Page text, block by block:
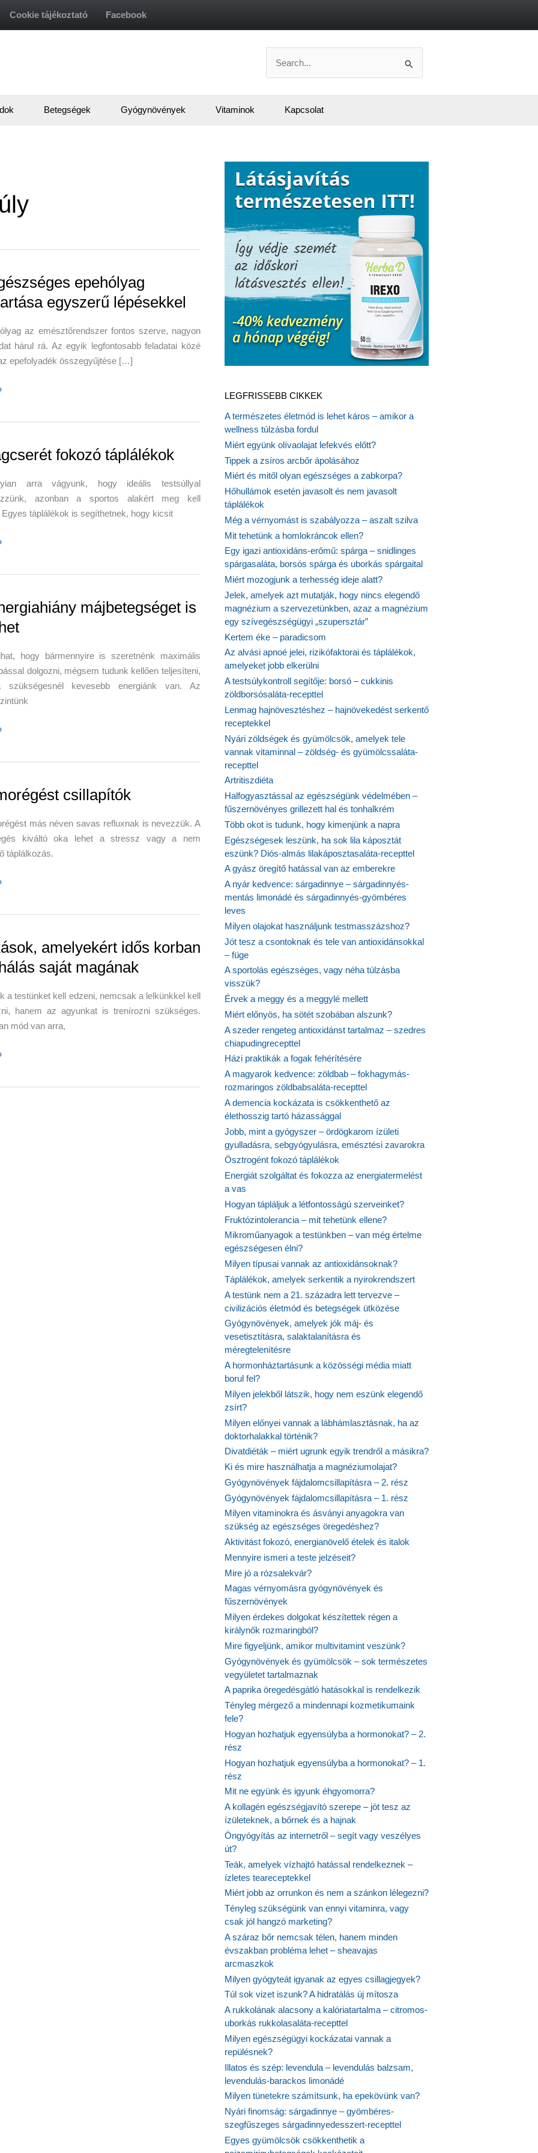
Cookie tájékoztató Facebook
for:
Betegségek Gyógynövények Vitaminok Kapcsolat
epehólyag
egyszerű lépésekkel
az emésztőrendszer fontos szerve, nagyon
hárul rá. Az egyik legfontosabb feladatai közé
epefolyadék összegyűjtése […]
fokozó táplálékok
arra vágyunk, hogy ideális testsúllyal
azonban a sportos alakért meg kell
Egyes táplálékok is segíthetnek, hogy kicsit
májbetegséget is
hogy bármennyire is szeretnénk maximális
dolgozni, mégsem tudunk kellően teljesíteni,
szükségesnél kevesebb energiánk van. Az
csillapítók
más néven savas refluxnak is nevezzük. A
kiváltó oka lehet a stressz vagy a nem
táplálkozás.
amelyekért idős korban
saját magának
a testünket kell edzeni, nemcsak a lelkünkkel kell
hanem az agyunkat is trenírozni szükséges.
mód van arra,
LEGFRISSEBB CIKKEK
A természetes életmód is lehet káros – amikor a
wellness túlzásba fordul
Miért együnk olívaolajat lefekvés előtt?
Tippek a zsíros arcbőr ápolásához
Miért és mitől olyan egészséges a zabkorpa?
Hőhullámok esetén javasolt és nem javasolt
táplálékok
Még a vérnyomást is szabályozza – aszalt szilva
Mit tehetünk a homlokráncok ellen?
Egy igazi antioxidáns-erőmű: spárga – snidlinges
spárgasaláta, borsós spárga és uborkás spárgaital
Miért mozogjunk a terhesség ideje alatt?
Jelek, amelyek azt mutatják, hogy nincs elegendő
magnézium a szervezetünkben, azaz a magnézium
egy szívegészségügyi „szupersztár”
Kertem éke – paradicsom
Az alvási apnoé jelei, rizikófaktorai és táplálékok,
amelyeket jobb elkerülni
A testsúlykontroll segítője: borsó – cukkinis
zöldborsósaláta-recepttel
Lenmag hajnövesztéshez – hajnövekedést serkentő
receptekkel
Nyári zöldségek és gyümölcsök, amelyek tele
vannak vitaminnal – zöldség- és gyümölcssaláta-
recepttel
Artritiszdiéta
Halfogyasztással az egészségünk védelmében –
fűszernövényes grillezett hal és tonhalkrém
Több okot is tudunk, hogy kimenjünk a napra
Egészségesek leszünk, ha sok lila káposztát
eszünk? Diós-almás lilakáposztasaláta-recepttel
A gyász öregítő hatással van az emberekre
A nyár kedvence: sárgadinnye – sárgadinnyés-
mentás limonádé és sárgadinnyés-gyömbéres
leves
Milyen olajokat használjunk testmasszázshoz?
Jót tesz a csontoknak és tele van antioxidánsokkal
– füge
A sportolás egészséges, vagy néha túlzásba
visszük?
Érvek a meggy és a meggylé mellett
Miért előnyös, ha sötét szobában alszunk?
A szeder rengeteg antioxidánst tartalmaz – szedres
chiapudingrecepttel
Házi praktikák a fogak fehérítésére
A magyarok kedvence: zöldbab – fokhagymás-
rozmaringos zöldbabsaláta-recepttel
A demencia kockázata is csökkenthető az
élethosszig tartó házassággal
Jobb, mint a gyógyszer – ördögkarom ízületi
gyulladásra, sebgyógyulásra, emésztési zavarokra
Ösztrogént fokozó táplálékok
Energiát szolgáltat és fokozza az energiatermelést
a vas
Hogyan tápláljuk a létfontosságú szerveinket?
Fruktózintolerancia – mit tehetünk ellene?
Mikroműanyagok a testünkben – van még értelme
egészségesen élni?
Milyen típusai vannak az antioxidánsoknak?
Táplálékok, amelyek serkentik a nyirokrendszert
A testünk nem a 21. századra lett tervezve –
civilizációs életmód és betegségek ütközése
Gyógynövények, amelyek jók máj- és
vesetisztításra, salaktalanításra és
méregtelenítésre
A hormonháztartásunk a közösségi média miatt
borul fel?
Milyen jelekből látszik, hogy nem eszünk elegendő
zsírt?
Milyen előnyei vannak a lábhámlasztásnak, ha az
doktorhalakkal történik?
Divatdiéták – miért ugrunk egyik trendről a másikra?
Ki és mire használhatja a magnéziumolajat?
Gyógynövények fájdalomcsillapításra – 2. rész
Gyógynövények fájdalomcsillapításra – 1. rész
Milyen vitaminokra és ásványi anyagokra van
szükség az egészséges öregedéshez?
Aktivitást fokozó, energianövelő ételek és italok
Mennyire ismeri a teste jelzéseit?
Mire jó a rózsalekvár?
Magas vérnyomásra gyógynövények és
fűszernövények
Milyen érdekes dolgokat készítettek régen a
királynők rozmaringból?
Mire figyeljünk, amikor multivitamint veszünk?
Gyógynövények és gyümölcsök – sok természetes
vegyületet tartalmaznak
A paprika öregedésgátló hatásokkal is rendelkezik
Tényleg mérgező a mindennapi kozmetikumaink
fele?
Hogyan hozhatjuk egyensúlyba a hormonokat? – 2.
rész
Hogyan hozhatjuk egyensúlyba a hormonokat? – 1.
rész
Mit ne együnk és igyunk éhgyomorra?
A kollagén egészségjavító szerepe – jót tesz az
ízületeknek, a bőrnek és a hajnak
Öngyógyítás az internetről – segít vagy veszélyes
út?
Teák, amelyek vízhajtó hatással rendelkeznek –
ízletes teareceptekkel
Miért jobb az orrunkon és nem a szánkon lélegezni?
Tényleg szükségünk van ennyi vitaminra, vagy
csak jól hangzó marketing?
A száraz bőr nemcsak télen, hanem minden
évszakban probléma lehet – sheavajas
arcmaszkok
Milyen gyógyteát igyanak az egyes csillagjegyek?
Túl sok vizet iszunk? A hidratálás új mítosza
A rukkolának alacsony a kalóriatartalma – citromos-
uborkás rukkolasaláta-recepttel
Milyen egészségügyi kockázatai vannak a
repülésnek?
Illatos és szép: levendula – levendulás balzsam,
levendulás-barackos limonádé
Milyen tünetekre számítsunk, ha epekövünk van?
Nyári finomság: sárgadinnye – gyömbéres-
szegfűszeges sárgadinnyedesszert-recepttel
Egyes gyümölcsök csökkenthetik a